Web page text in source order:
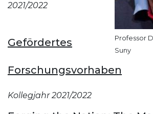
Professor
Suny
2021/2022
Gefördertes
Forschungsvorhaben
Kollegjahr 2021/2022